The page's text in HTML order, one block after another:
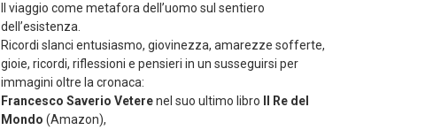
Il viaggio come metafora dell’uomo sul sentiero
dell’esistenza.
Ricordi slanci entusiasmo, giovinezza, amarezze sofferte,
gioie, ricordi, riflessioni e pensieri in un susseguirsi per
immagini oltre la cronaca:
Francesco Saverio Veterenel suo ultimo libro
Il Re del
Mondo (Amazon),